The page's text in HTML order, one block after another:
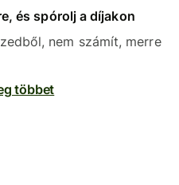
és spórolj a díjakon
nem számít, merre
többet